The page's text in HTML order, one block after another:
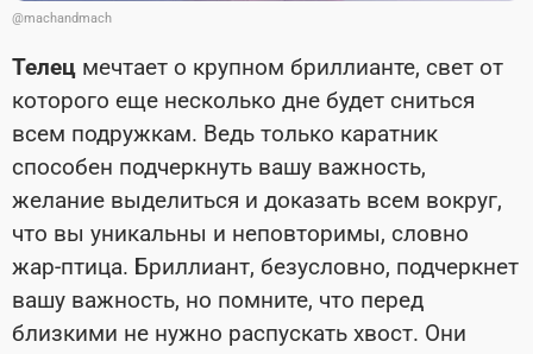
@machandmach
Телец мечтает о крупном бриллианте, свет от
которого еще несколько дне будет сниться
всем подружкам. Ведь только каратник
способен подчеркнуть вашу важность,
желание выделиться и доказать всем вокруг,
что вы уникальны и неповторимы, словно
жар-птица. Бриллиант, безусловно, подчеркнет
вашу важность, но помните, что перед
близкими не нужно распускать хвост. Они